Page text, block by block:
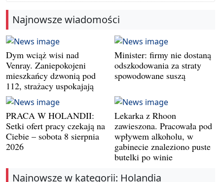
Najnowsze wiadomości
Dym wciąż wisi nad
Venray. Zaniepokojeni
mieszkańcy dzwonią pod
112, strażacy uspokajają
Minister: firmy nie dostaną
odszkodowania za straty
spowodowane suszą
PRACA W HOLANDII:
Setki ofert pracy czekają na
Ciebie – sobota 8 sierpnia
2026
Lekarka z Rhoon
zawieszona. Pracowała pod
wpływem alkoholu, w
gabinecie znaleziono puste
butelki po winie
Najnowsze w kategorii: Holandia